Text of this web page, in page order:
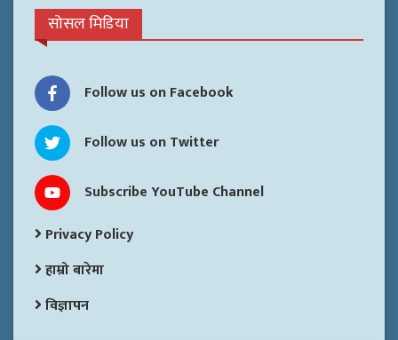
सोसल मिडिया
Follow us on Facebook
Follow us on Twitter
Subscribe YouTube Channel
Privacy Policy
हाम्रो बारेमा
विज्ञापन